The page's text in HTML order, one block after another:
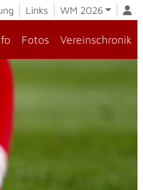
Links WM 2026
Fotos Vereinschronik